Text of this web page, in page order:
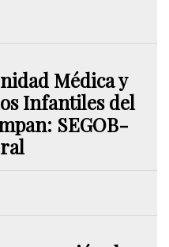
Médica y
Infantiles del
SEGOB-